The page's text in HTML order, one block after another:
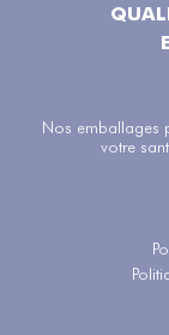
Nos emballages
votre